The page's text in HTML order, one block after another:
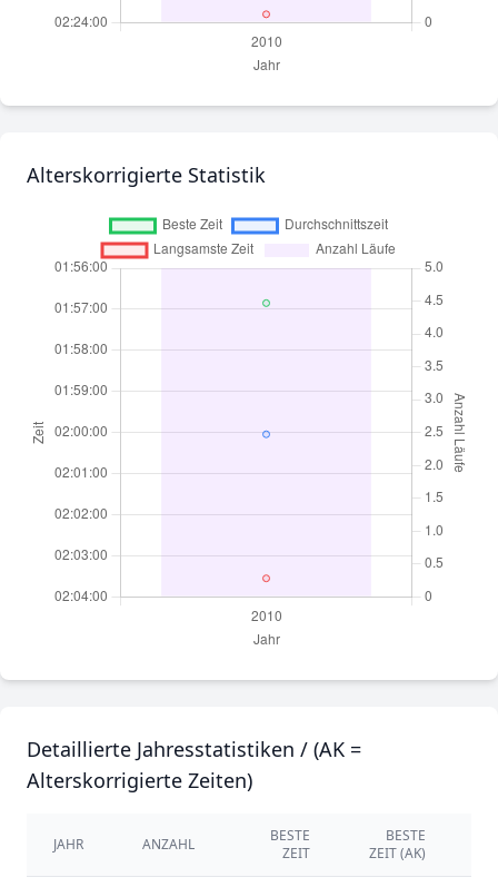
Alterskorrigierte Statistik
Detaillierte Jahresstatistiken / (AK =
Alterskorrigierte Zeiten)
JAHR ANZAHL
BESTE
ZEIT
BESTE
ZEIT (AK)